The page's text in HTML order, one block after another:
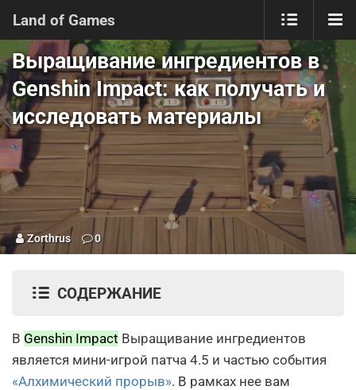
Land of Games
Выращивание ингредиентов в
Genshin Impact: как получать и
исследовать материалы
Zorthrus 0
СОДЕРЖАНИЕ
В Genshin Impact Выращивание ингредиентов
является мини-игрой патча 4.5 и частью события
«Алхимический прорыв». В рамках нее вам